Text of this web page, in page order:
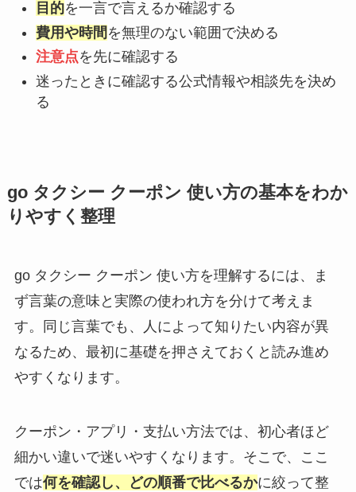
目的を一言で言えるか確認する
費用や時間 を無理のない範囲で決める
注意点を先に確認する
迷ったときに確認する公式情報や相談先を決め
る
go タクシー クーポン 使い方の基本をわか
りやすく整理
go タクシー クーポン 使い方を理解するには、ま
ず言葉の意味と実際の使われ方を分けて考えま
す。同じ言葉でも、人によって知りたい内容が異
なるため、最初に基礎を押さえておくと読み進め
やすくなります。
クーポン・アプリ・支払い方法では、初心者ほど
細かい違いで迷いやすくなります。そこで、ここ
では何を確認し、どの順番で比べるかに絞って整